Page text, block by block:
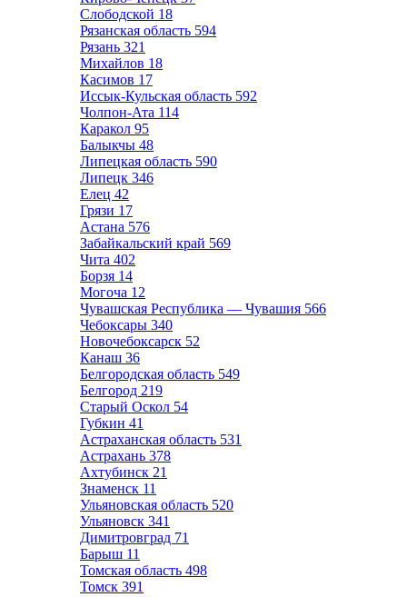
Слободской 18
Рязанская область 594
Рязань 321
Михайлов 18
Касимов 17
Иссык-Кульская область 592
Чолпон-Ата 114
Каракол 95
Балыкчы 48
Липецкая область 590
Липецк 346
Елец 42
Грязи 17
Астана 576
Забайкальский край 569
Чита 402
Борзя 14
Могоча 12
Чувашская Республика — Чувашия 566
Чебоксары 340
Новочебоксарск 52
Канаш 36
Белгородская область 549
Белгород 219
Старый Оскол 54
Губкин 41
Астраханская область 531
Астрахань 378
Ахтубинск 21
Знаменск 11
Ульяновская область 520
Ульяновск 341
Димитровград 71
Барыш 11
Томская область 498
Томск 391